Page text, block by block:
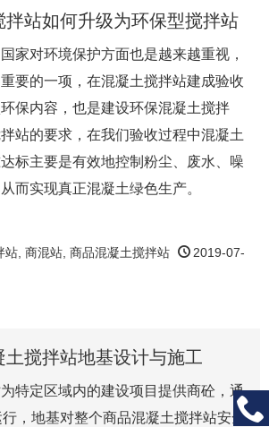
拌站如何升级为环保型搅拌站
家对环境保护方面也是越来越重视，
要的一项，在混凝土搅拌站建成验收
保内容，也是建设环保混凝土搅拌
站的要求，在我们验收过程中混凝土
标主要是有效地控制粉尘、废水、噪
而实现真正混凝土绿色生产。
站 商混站 商品混凝土搅拌站
2019-07-
土搅拌站地基设计与施工
特定区域内的建设项目提供商砼，通
，地基对整个商品混凝土搅拌站安全